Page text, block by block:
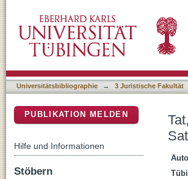
Universitätsbibliographie → 3 Juristische Fakultät
PUBLIKATION MELDEN
Hilfe und Informationen
Stöbern